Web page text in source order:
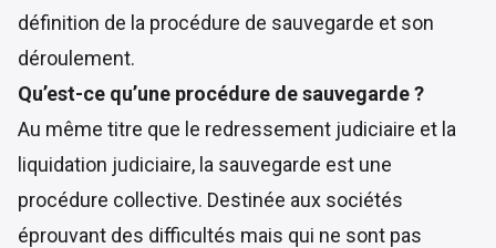
définition de la procédure de sauvegarde et son
déroulement.
Qu’est-ce qu’une procédure de sauvegarde ?
Au même titre que le redressement judiciaire et la
liquidation judiciaire, la sauvegarde est une
procédure collective. Destinée aux sociétés
éprouvant des difficultés mais qui ne sont pas